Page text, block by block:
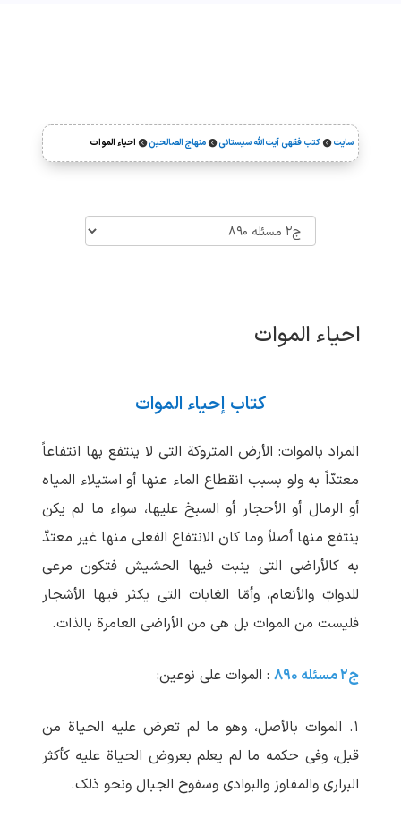
سایت  کتب فقهی آیت‌الله سیستانی  منهاج الصالحین  احیاء الموات
احیاء الموات
کتاب إحیاء الموات
المراد بالموات: الأرض المتروکة التی لا ینتفع بها انتفاعاً
معتدّاً به ولو بسبب انقطاع الماء عنها أو استیلاء المیاه
أو الرمال أو الأحجار أو السبخ علیها، سواء ما لم یکن
ینتفع منها أصلاً وما کان الانتفاع الفعلی منها غیر معتدّ
به کالأراضی التی ینبت فیها الحشیش فتکون مرعی
للدوابّ والأنعام، وأمّا الغابات التی یکثر فیها الأشجار
فلیست من الموات بل هی من الأراضی العامرة بالذات.
ج۲ مسئله ۸۹۰ : الموات علی نوعین:
۱. الموات بالأصل، وهو ما لم تعرض علیه الحیاة من
قبل، وفی حکمه ما لم یعلم بعروض الحیاة علیه کأکثر
البراری والمفاوز والبوادی وسفوح الجبال ونحو ذلک.